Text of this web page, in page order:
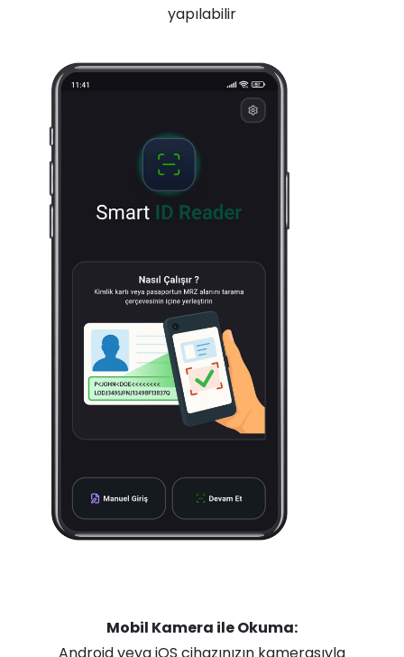
yapılabilir
Mobil Kamera ile Okuma: